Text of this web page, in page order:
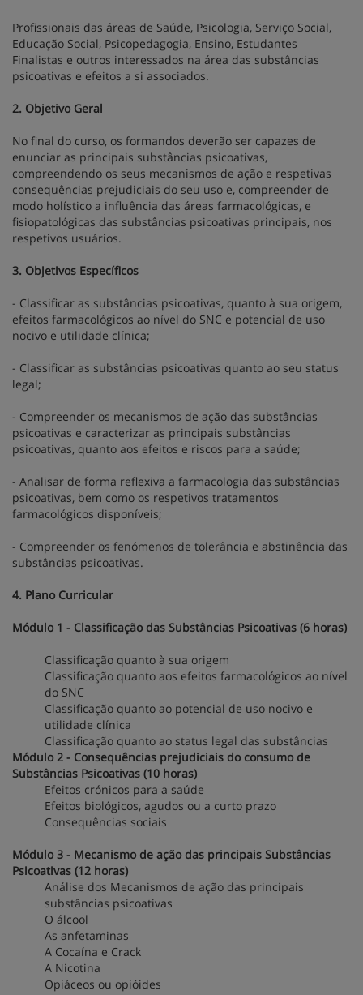
Profissionais das áreas de Saúde, Psicologia, Serviço Social,
Educação Social, Psicopedagogia, Ensino, Estudantes
Finalistas e outros interessados na área das substâncias
psicoativas e efeitos a si associados.
2. Objetivo Geral
No final do curso, os formandos deverão ser capazes de
enunciar as principais substâncias psicoativas,
compreendendo os seus mecanismos de ação e respetivas
consequências prejudiciais do seu uso e, compreender de
modo holístico a influência das áreas farmacológicas, e
fisiopatológicas das substâncias psicoativas principais, nos
respetivos usuários.
3. Objetivos Específicos
- Classificar as substâncias psicoativas, quanto à sua origem,
efeitos farmacológicos ao nível do SNC e potencial de uso
nocivo e utilidade clínica;
- Classificar as substâncias psicoativas quanto ao seu status
legal;
- Compreender os mecanismos de ação das substâncias
psicoativas e caracterizar as principais substâncias
psicoativas, quanto aos efeitos e riscos para a saúde;
- Analisar de forma reflexiva a farmacologia das substâncias
psicoativas, bem como os respetivos tratamentos
farmacológicos disponíveis;
- Compreender os fenómenos de tolerância e abstinência das
substâncias psicoativas.
4. Plano Curricular
Módulo 1 - Classificação das Substâncias Psicoativas (6 horas)
Classificação quanto à sua origem
Classificação quanto aos efeitos farmacológicos ao nível
do SNC
Classificação quanto ao potencial de uso nocivo e
utilidade clínica
Classificação quanto ao status legal das substâncias
Módulo 2 - Consequências prejudiciais do consumo de
Substâncias Psicoativas (10 horas)
Efeitos crónicos para a saúde
Efeitos biológicos, agudos ou a curto prazo
Consequências sociais
Módulo 3 - Mecanismo de ação das principais Substâncias
Psicoativas (12 horas)
Análise dos Mecanismos de ação das principais
substâncias psicoativas
O álcool
As anfetaminas
A Cocaína e Crack
A Nicotina
Opiáceos ou opióides